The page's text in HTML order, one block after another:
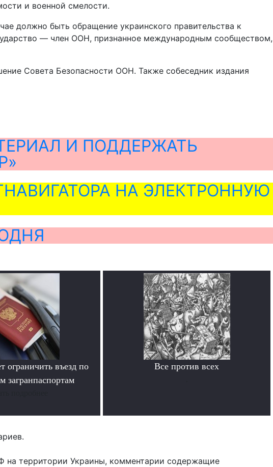
и военной смелости.
должно быть обращение украинского правительства к
— член ООН, признанное международным сообществом,
Совета Безопасности ООН. Также собеседник издания
И ПОДДЕРЖАТЬ
НА ЭЛЕКТРОННУЮ
ограничить въезд по
загранпаспортам
Все против всех
на территории Украины, комментарии содержащие